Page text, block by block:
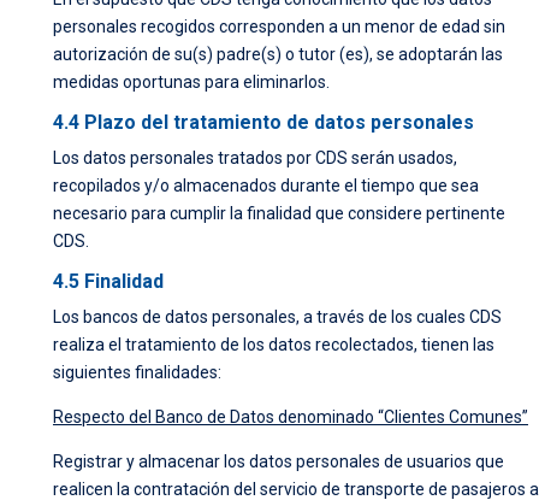
personales recogidos corresponden a un menor de edad sin
autorización de su(s) padre(s) o tutor (es), se adoptarán las
medidas oportunas para eliminarlos.
4.4 Plazo del tratamiento de datos personales
Los datos personales tratados por CDS serán usados,
recopilados y/o almacenados durante el tiempo que sea
necesario para cumplir la finalidad que considere pertinente
CDS.
4.5 Finalidad
Los bancos de datos personales, a través de los cuales CDS
realiza el tratamiento de los datos recolectados, tienen las
siguientes finalidades:
Respecto del Banco de Datos denominado “Clientes Comunes”
Registrar y almacenar los datos personales de usuarios que
realicen la contratación del servicio de transporte de pasajeros a